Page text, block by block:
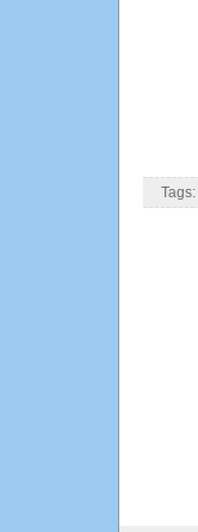
Tags: